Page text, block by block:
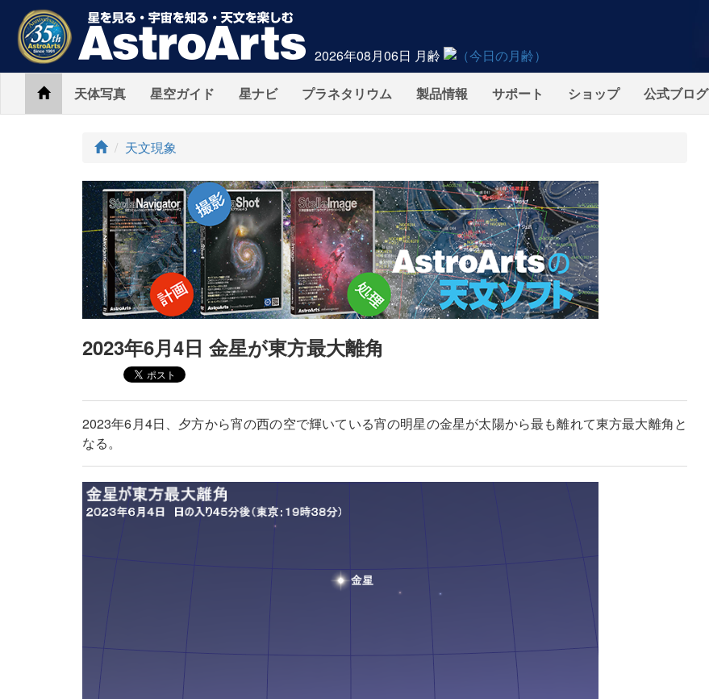
2026年08月06日 月齢
Home天体写真 星空ガイド 星ナビ プラネタリウム 製品情報 サポート ショップ 公式ブログ
ト
プ
天文現象
2023年6月4日 金星が東方最大離角
2023年6月4日、夕方から宵の西の空で輝いている宵の明星の金星が太陽から最も離れて東方最大離角と
なる。